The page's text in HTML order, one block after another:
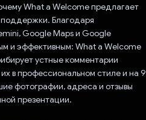
What a Welcome предлагает
Благодаря
Google Maps и Google
и эффективным: What a Welcome
устные комментарии
в профессиональном стиле и на 9
фотографии, адреса и отзывы
презентации.